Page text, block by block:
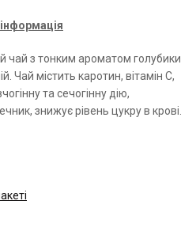
чай з тонким ароматом голубики
Чай містить каротин, вітамін С,
та сечогінну дію,
знижує рівень цукру в крові.